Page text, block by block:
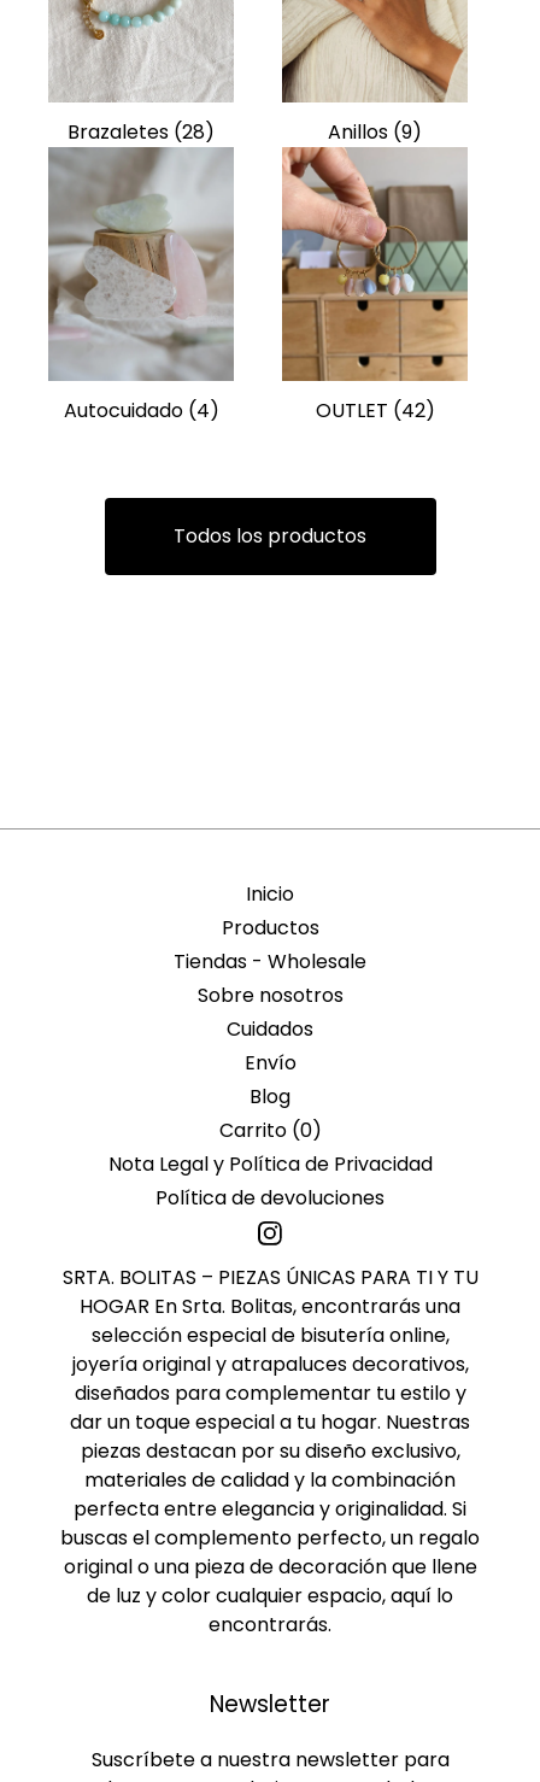
Brazaletes (28) Anillos (9)
Autocuidado (4) OUTLET (42)
Todos los productos
Inicio
Productos
Tiendas - Wholesale
Sobre nosotros
Cuidados
Envío
Blog
Carrito (0)
Nota Legal y Política de Privacidad
Política de devoluciones
SRTA. BOLITAS – PIEZAS ÚNICAS PARA TI Y TU
HOGAR En Srta. Bolitas, encontrarás una
selección especial de bisutería online,
joyería original y atrapaluces decorativos,
diseñados para complementar tu estilo y
dar un toque especial a tu hogar. Nuestras
piezas destacan por su diseño exclusivo,
materiales de calidad y la combinación
perfecta entre elegancia y originalidad. Si
buscas el complemento perfecto, un regalo
original o una pieza de decoración que llene
de luz y color cualquier espacio, aquí lo
encontrarás.
Newsletter
Suscríbete a nuestra newsletter para